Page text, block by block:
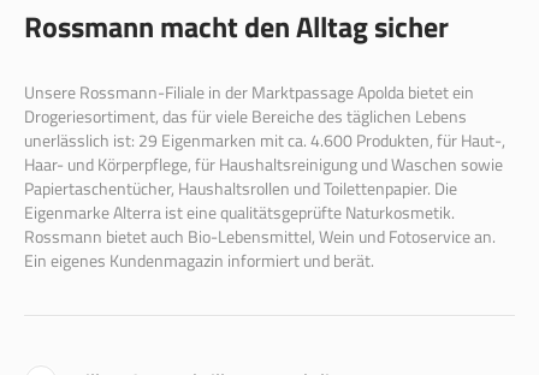
Rossmann macht den Alltag sicher
Unsere Rossmann-Filiale in der Marktpassage Apolda bietet ein
Drogeriesortiment, das für viele Bereiche des täglichen Lebens
unerlässlich ist: 29 Eigenmarken mit ca. 4.600 Produkten, für Haut-,
Haar- und Körperpflege, für Haushaltsreinigung und Waschen sowie
Papiertaschentücher, Haushaltsrollen und Toilettenpapier. Die
Eigenmarke Alterra ist eine qualitätsgeprüfte Naturkosmetik.
Rossmann bietet auch Bio-Lebensmittel, Wein und Fotoservice an.
Ein eigenes Kundenmagazin informiert und berät.